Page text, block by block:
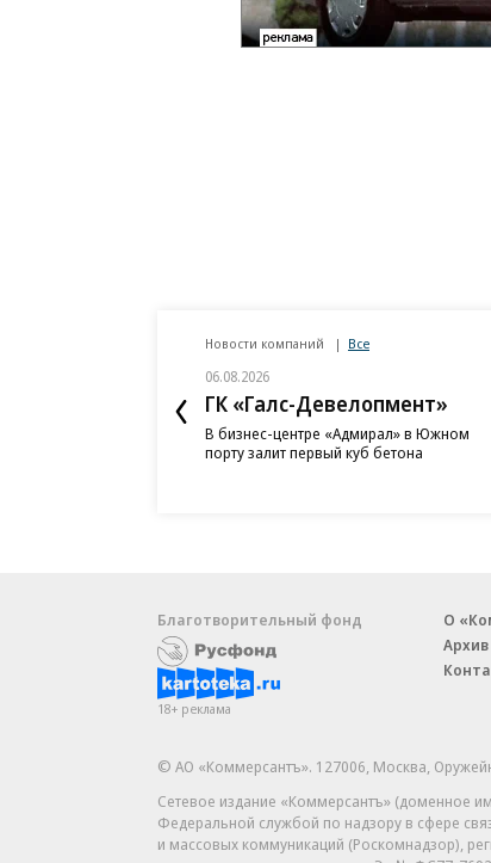
Новости компаний Все
06.08.2026
ГК «Галс-Девелопмент»
В бизнес-центре «Адмирал» в Южном
порту залит первый куб бетона
Благотворительный фонд
18+ реклама
О
Архив
© АО «Коммерсантъ». 127006, Москва,
Сетевое издание «Коммерсантъ» (доменное
Федеральной службой по надзору в сфере
и массовых коммуникаций (Роскомнадзор),